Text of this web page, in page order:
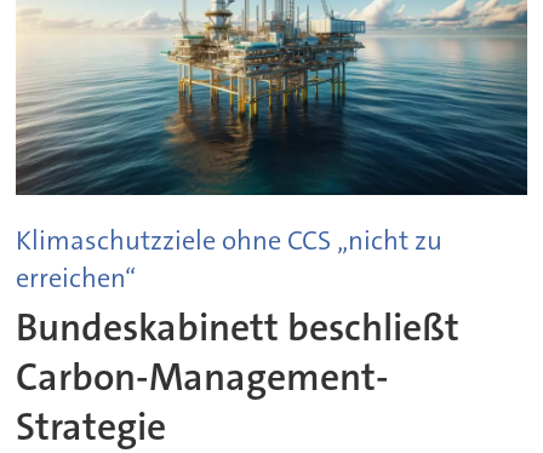
Klimaschutzziele ohne CCS „nicht zu
erreichen“
Bundeskabinett beschließt
Carbon-Management-
Strategie